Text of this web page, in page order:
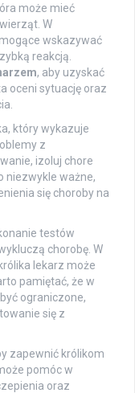
może mieć
W
wskazywać
reakcją.
, aby uzyskać
oceni sytuację oraz
który wykazuje
z
izoluj chore
niezwykle ważne,
się choroby na
testów
chorobę. W
lekarz może
pamiętać, że w
ograniczone,
się z
zapewnić królikom
pomóc w
oraz